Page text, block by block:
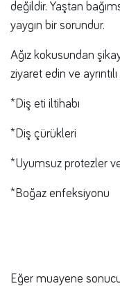
değildir. Yaştan
yaygın bir sorundur.
Ağız kokusundan
ziyaret edin ve
*Diş eti iltihabı
*Diş çürükleri
*Uyumsuz protezler
*Boğaz enfeksiyonu
Eğer muayene